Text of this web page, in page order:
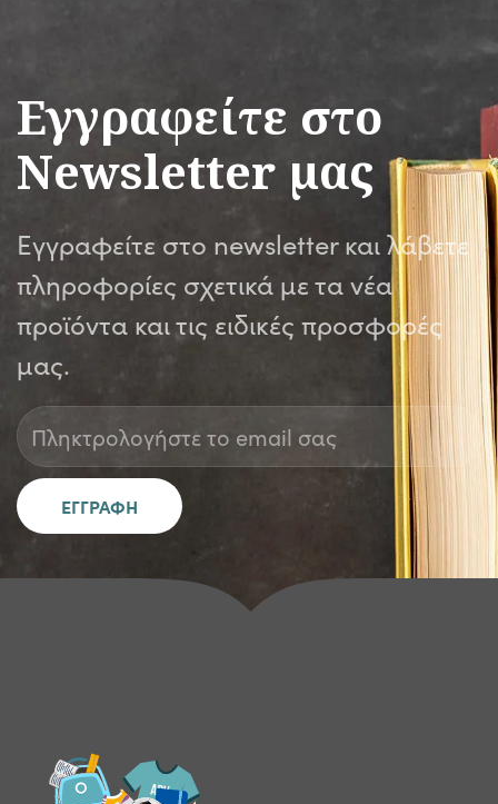
Εγγραφείτε στο
Newsletter μας
Εγγραφείτε στο newsletter και λάβετε
πληροφορίες σχετικά με τα νέα
προϊόντα και τις ειδικές προσφορές
μας.